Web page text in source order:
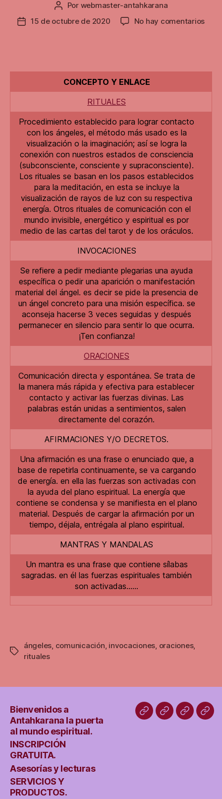
Autor
de
Por webmaster-antahkarana
Fecha15 de octubre de 2020 No hay comentariosen
CONCEPTO Y ENLACE
RITUALES
Procedimiento establecido para lograr contacto
con los ángeles, el método más usado es la
visualización o la imaginación; así se logra la
conexión con nuestros estados de consciencia
(subconsciente, consciente y supraconsciente).
Los rituales se basan en los pasos establecidos
para la meditación, en esta se incluye la
visualización de rayos de luz con su respectiva
energía. Otros rituales de comunicación con el
mundo invisible, energético y espiritual es por
medio de las cartas del tarot y de los oráculos.
INVOCACIONES
Se refiere a pedir mediante plegarias una ayuda
específica o pedir una aparición o manifestación
material del ángel. es decir se pide la presencia de
un ángel concreto para una misión específica. se
aconseja hacerse 3 veces seguidas y después
permanecer en silencio para sentir lo que ocurra.
¡Ten confianza!
ORACIONES
Comunicación directa y espontánea. Se trata de
la manera más rápida y efectiva para establecer
contacto y activar las fuerzas divinas. Las
palabras están unidas a sentimientos, salen
directamente del corazón.
AFIRMACIONES Y/O DECRETOS.
Una afirmación es una frase o enunciado que, a
base de repetirla continuamente, se va cargando
de energía. en ella las fuerzas son activadas con
la ayuda del plano espiritual. La energía que
contiene se condensa y se manifiesta en el plano
material. Después de cargar la afirmación por un
tiempo, déjala, entrégala al plano espiritual.
MANTRAS Y MANDALAS
Un mantra es una frase que contiene sílabas
sagradas. en él las fuerzas espirituales también
son activadas……
Etiquetas
ángeles, comunicación, invocaciones, oraciones,
rituales
Bienvenidos a
Antahkarana la puerta
al mundo espiritual.
INSCRIPCIÓN
GRATUITA.
Asesorías y lecturas
SERVICIOS Y
PRODUCTOS.
Bienvenidos
INSCRIPCIÓN